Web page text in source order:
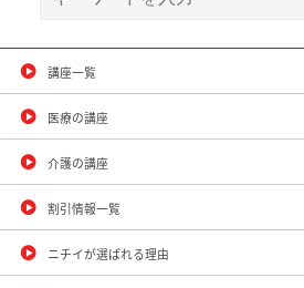
講座一覧
医療の講座
介護の講座
割引情報一覧
ニチイが選ばれる理由